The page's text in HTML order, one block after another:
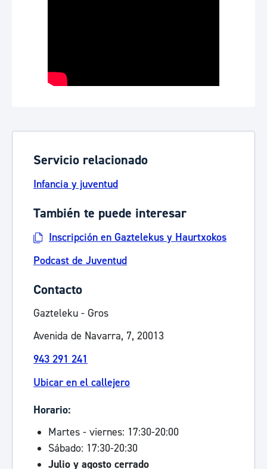
Servicio relacionado
Infancia y juventud
También te puede interesar
Inscripción en Gaztelekus y Haurtxokos
Podcast de Juventud
Contacto
Gazteleku - Gros
Avenida de Navarra, 7, 20013
943 291 241
Ubicar en el callejero
Horario:
Martes - viernes: 17:30-20:00
Sábado: 17:30-20:30
Julio y agosto cerrado